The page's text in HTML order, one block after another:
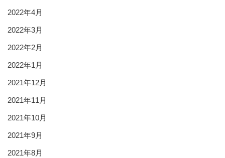
2022年4月
2022年3月
2022年2月
2022年1月
2021年12月
2021年11月
2021年10月
2021年9月
2021年8月